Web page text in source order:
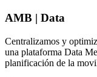
AMB | Data
Centralizamos y
una plataforma Data
planificación de la